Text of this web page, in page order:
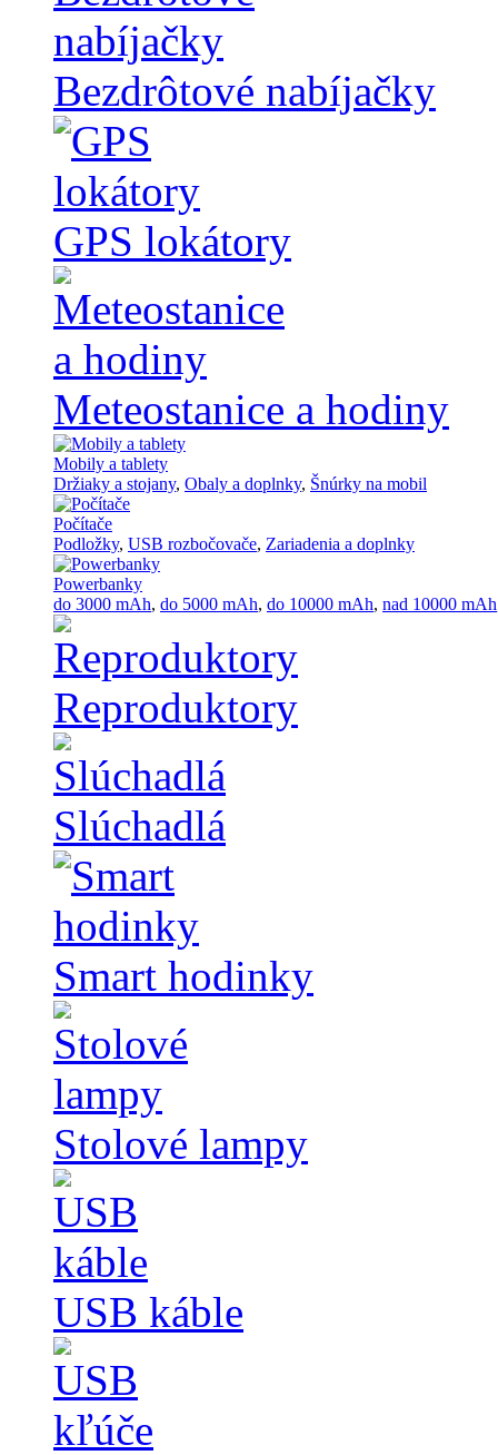
Bezdrôtové nabíjačky
GPS lokátory
Meteostanice a hodiny
Mobily a tablety
Držiaky a stojany, Obaly a doplnky, Šnúrky na mobil
Počítače
Podložky, USB rozbočovače, Zariadenia a doplnky
Powerbanky
do 3000 mAh, do 5000 mAh, do 10000 mAh, nad 10000 mAh
Reproduktory
Slúchadlá
Smart hodinky
Stolové lampy
USB káble